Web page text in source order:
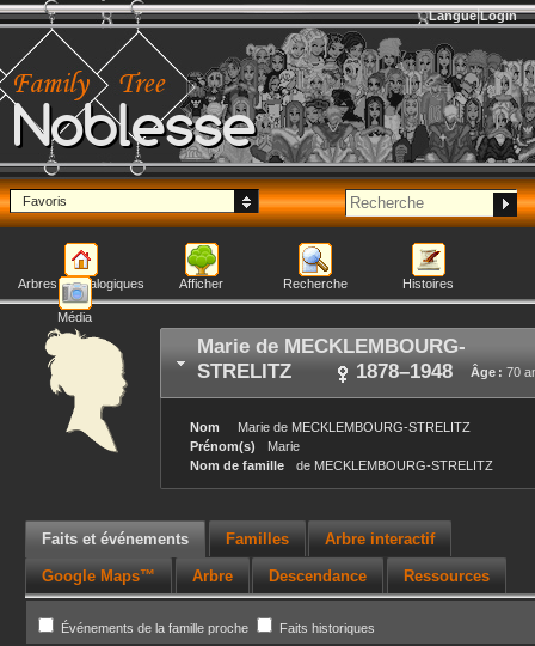
Noblesse
Langue Login
Favoris
Arbres généalogiques Afficher Recherche Histoires
Média
Marie de MECKLEMBOURG-
STRELITZ
Âge : 70
1878–1948
Nom Marie de MECKLEMBOURG-STRELITZ
Prénom(s)
Marie
Nom de famille
de MECKLEMBOURG-STRELITZ
Faits et événements Familles Arbre interactif
Google Maps™ Arbre Descendance Ressources
Événements de la famille proche Faits historiques